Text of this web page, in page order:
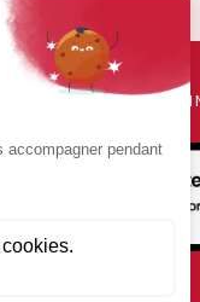
COPYRIGHT ©2026